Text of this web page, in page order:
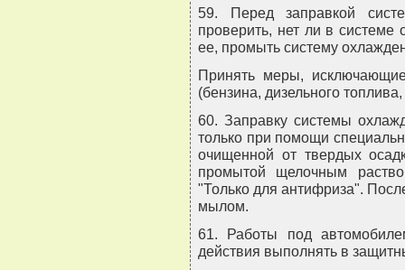
59. Перед заправкой
проверить, нет ли в системе
ее, промыть систему
Принять меры,
(бензина, дизельного
60. Заправку системы
только при помощи
очищенной от твердых
промытой щелочным
"Только для антифриза".
мылом.
61. Работы под
действия выполнять в